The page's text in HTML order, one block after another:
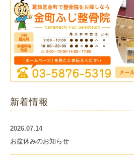
新着情報
2026.07.14
お盆休みのお知らせ